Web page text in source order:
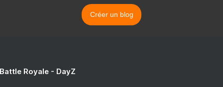
Créer un blog
Royale - DayZ